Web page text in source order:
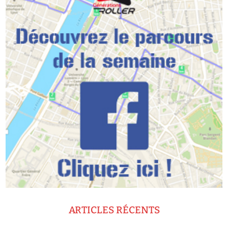
ARTICLES RÉCENTS